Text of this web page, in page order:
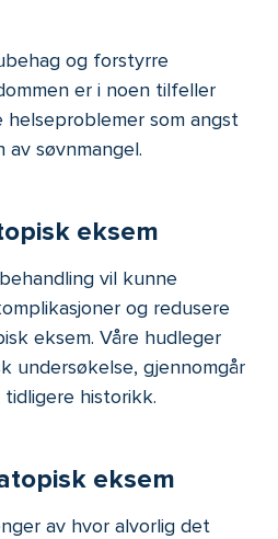
og forstyrre
er i noen tilfeller
helseproblemer som angst
søvnmangel.
eksem
vil kunne
og redusere
eksem. Våre hudleger
undersøkelse, gjennomgår
historikk.
eksem
av hvor alvorlig det